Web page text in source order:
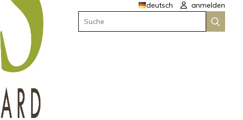
deutsch
anmelden
Suche